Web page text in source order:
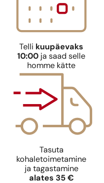
Telli kuupäevaks
10:00 ja saad selle
homme kätte
Tasuta
kohaletoimetamine
ja tagastamine
alates 35 €